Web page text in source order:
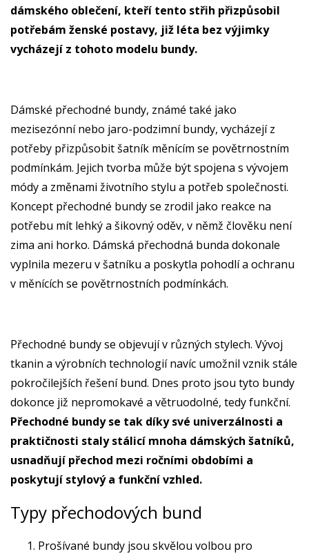
dámského oblečení, kteří tento střih přizpůsobil
potřebám ženské postavy, již léta bez výjimky
vycházejí z tohoto modelu bundy.
Dámské přechodné bundy, známé také jako
mezisezónní nebo jaro-podzimní bundy, vycházejí z
potřeby přizpůsobit šatník měnícím se povětrnostním
podmínkám. Jejich tvorba může být spojena s vývojem
módy a změnami životního stylu a potřeb společnosti.
Koncept přechodné bundy se zrodil jako reakce na
potřebu mít lehký a šikovný oděv, v němž člověku není
zima ani horko. Dámská přechodná bunda dokonale
vyplnila mezeru v šatníku a poskytla pohodlí a ochranu
v měnících se povětrnostních podmínkách.
Přechodné bundy se objevují v různých stylech. Vývoj
tkanin a výrobních technologií navíc umožnil vznik stále
pokročilejších řešení bund. Dnes proto jsou tyto bundy
dokonce již nepromokavé a větruodolné, tedy funkční.
Přechodné bundy se tak díky své univerzálnosti a
praktičnosti staly stálicí mnoha dámských šatníků,
usnadňují přechod mezi ročními obdobími a
poskytují stylový a funkční vzhled.
Typy přechodových bund
Prošívané bundy jsou skvělou volbou pro